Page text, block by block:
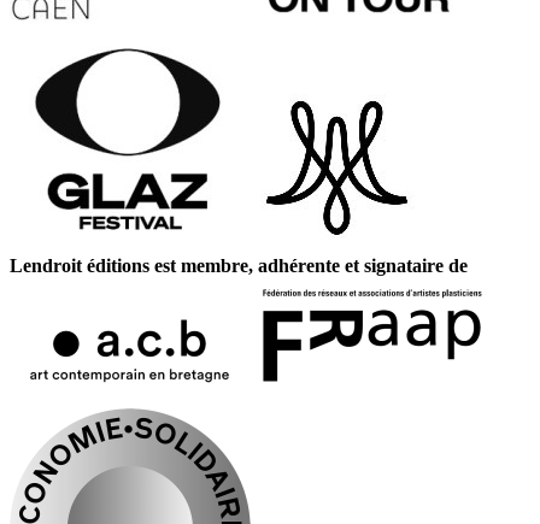
Lendroit éditions est membre, adhérente et signataire de